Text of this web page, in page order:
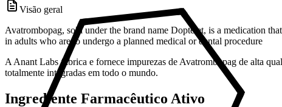
Visão geral
Avatrombopag, sold under the brand name Doptelet, is a medication
in adults who are to undergo a planned medical or dental procedure
A Anant Labs fabrica e fornece impurezas de Avatrombopag de alta
totalmente integradas em todo o mundo.
Ingrediente Farmacêutico Ativo